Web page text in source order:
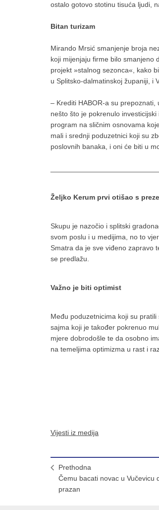
ostalo gotovo stotinu tisuća ljudi,
Bitan turizam
Mirando Mrsić smanjenje broja
koji mijenjaju firme bilo smanjeno
projekt »stalnog sezonca«, kako
u Splitsko-dalmatinskoj županiji, i
– Krediti HABOR-a su
nešto što je pokrenulo
program na sličnim osnovama
mali i srednji poduzetnici koji su
poslovnih banaka, i oni će biti u
Željko Kerum prvi otišao s
Skupu je nazočio i splitski
svom poslu i u medijima, no to
Smatra da je sve viđeno zapravo
se predlažu.
Važno je biti optimist
Među poduzetnicima koji su
sajma koji je također pokrenuo
mjere dobrodošle te da osobno
na temeljima optimizma u rast i
Vijesti iz medija
Prethodna
Čemu bacati novac u Vučevicu
prazan